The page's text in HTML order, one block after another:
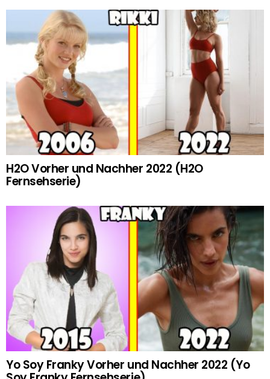
H2O Vorher und Nachher 2022 (H2O
Fernsehserie)
Yo Soy Franky Vorher und Nachher 2022 (Yo